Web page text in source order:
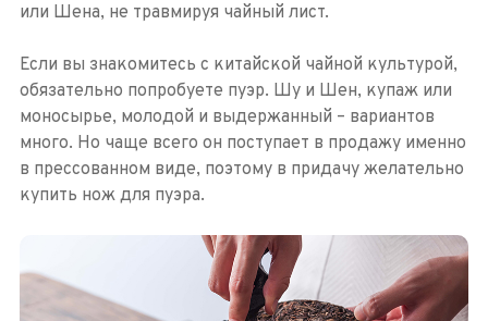
или Шена, не травмируя чайный лист.
Если вы знакомитесь с китайской чайной культурой,
обязательно попробуете пуэр. Шу и Шен, купаж или
моносырье, молодой и выдержанный – вариантов
много. Но чаще всего он поступает в продажу именно
в прессованном виде, поэтому в придачу желательно
купить нож для пуэра.